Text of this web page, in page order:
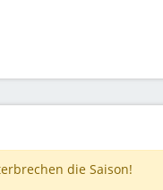
die Saison!